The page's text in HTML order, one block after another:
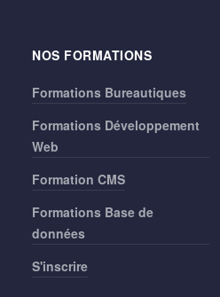
NOS FORMATIONS
Formations Bureautiques
Formations Développement
Web
Formation CMS
Formations Base de
données
S'inscrire